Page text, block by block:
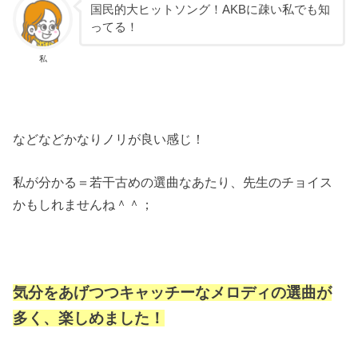
私
国民的大ヒットソング！AKBに疎い私でも知
ってる！
などなどかなりノリが良い感じ！
私が分かる＝若干古めの選曲なあたり、先生のチョイス
かもしれませんね＾＾；
気分をあげつつキャッチーなメロディの選曲が
多く、楽しめました！